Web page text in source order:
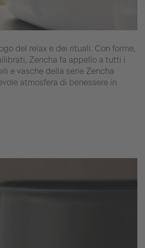
del relax e dei rituali. Con forme,
Zencha fa appello a tutti i
e vasche della serie Zencha
atmosfera di benessere in